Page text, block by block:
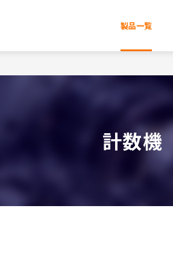
製品一覧
計数機